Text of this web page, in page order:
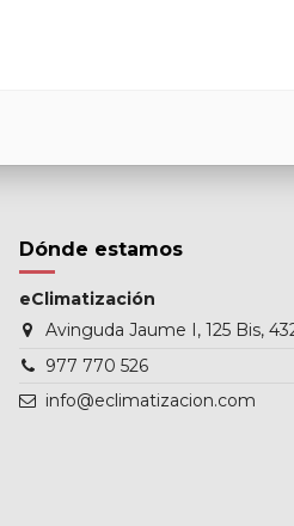
Dónde estamos
eClimatización
Avinguda Jaume I, 125 Bis,
977 770 526
info@eclimatizacion.com